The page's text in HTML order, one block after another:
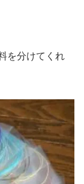
を分けてくれ